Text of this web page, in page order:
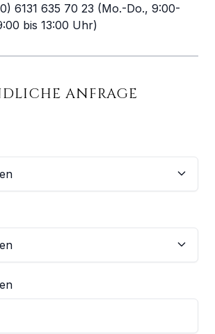
6131 635 70 23 (Mo.-Do., 9:00-
bis 13:00 Uhr)
ANFRAGE